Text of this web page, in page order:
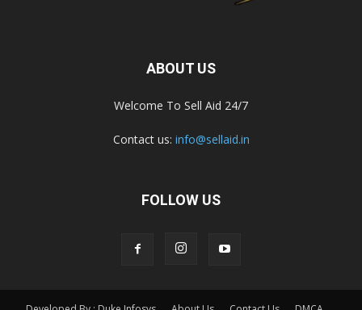
ABOUT US
Welcome To Sell Aid 24/7
Contact us: info@sellaid.in
FOLLOW US